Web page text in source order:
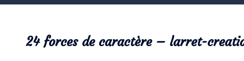
24 forces de caractère – larret-